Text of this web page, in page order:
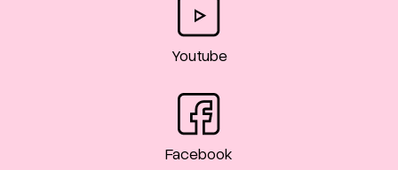
Youtube
Facebook